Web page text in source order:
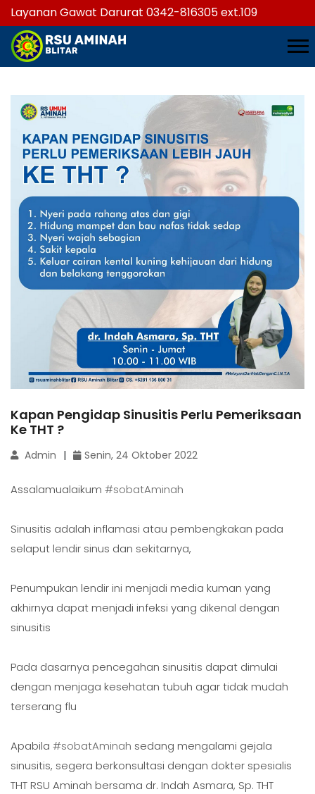
Layanan Gawat Darurat 0342-816305 ext.109
Kapan Pengidap Sinusitis Perlu Pemeriksaan
Ke THT ?
Admin Senin, 24 Oktober 2022
Assalamualaikum #sobatAminah
Sinusitis adalah inflamasi atau pembengkakan pada
selaput lendir sinus dan sekitarnya,
Penumpukan lendir ini menjadi media kuman yang
akhirnya dapat menjadi infeksi yang dikenal dengan
sinusitis
Pada dasarnya pencegahan sinusitis dapat dimulai
dengan menjaga kesehatan tubuh agar tidak mudah
terserang flu
Apabila #sobatAminah sedang mengalami gejala
sinusitis, segera berkonsultasi dengan dokter spesialis
THT RSU Aminah bersama dr. Indah Asmara, Sp. THT